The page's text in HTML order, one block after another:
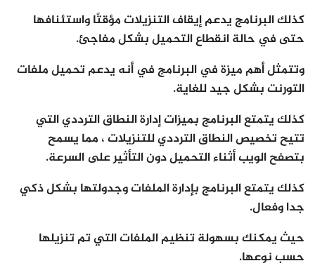
كذلك البرنامج يدعم إيقاف التنزيلات مؤقتًا واستئنافها
حتى في حالة انقطاع التحميل بشكل مفاجئ.
وتتمثل أهم ميزة في البرنامج في أنه يدعم تحميل ملفات
التورنت بشكل جيد للغاية.
كذلك يتمتع البرنامج بميزات إدارة النطاق الترددي التي
تتيح تخصيص النطاق الترددي للتنزيلات ، مما يسمح
بتصفح الويب أثناء التحميل دون التأثير على السرعة.
كذلك يتمتع البرنامج بإدارة الملفات وجدولتها بشكل ذكي
جدا وفعال.
حيث يمكنك بسهولة تنظيم الملفات التي تم تنزيلها
حسب نوعها.